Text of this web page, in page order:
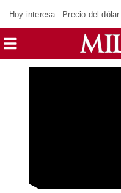
Hoy interesa: Precio del dólar